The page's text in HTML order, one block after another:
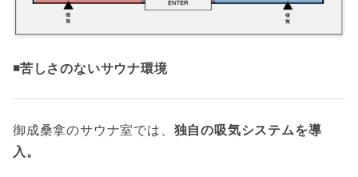
◾️苦しさのないサウナ環境
御成桑拿のサウナ室では、 独自の吸気システムを導
入。